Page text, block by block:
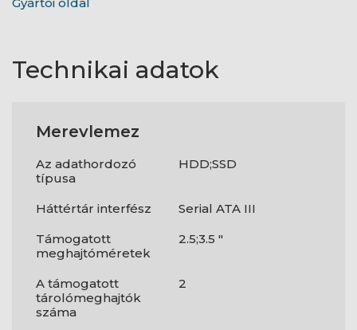
Technikai adatok
Merevlemez
Az adathordozó
típusa
HDD;SSD
Háttértár interfész
Serial ATA III
Támogatott
meghajtóméretek
2.5;3.5 "
A támogatott
tárolómeghajtók
száma
2